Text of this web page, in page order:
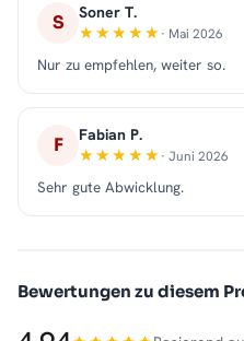
S Soner T.
· Mai 2026
Nur zu empfehlen, weiter so.
F Fabian P.
· Juni 2026
Sehr gute Abwicklung.
Bewertungen zu diesem